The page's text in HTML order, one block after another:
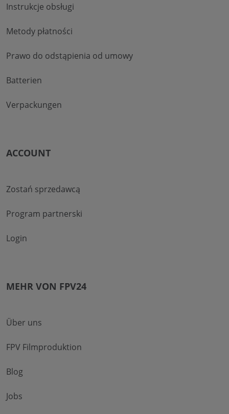
Instrukcje obsługi
Metody płatności
Prawo do odstąpienia od umowy
Batterien
Verpackungen
ACCOUNT
Zostań sprzedawcą
Program partnerski
Login
MEHR VON FPV24
Über uns
FPV Filmproduktion
Blog
Jobs